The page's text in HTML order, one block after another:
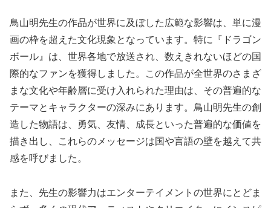
鳥山明先生の作品が世界に及ぼした広範な影響は、単に漫
画の枠を超えた文化現象となっています。特に『ドラゴン
ボール』は、世界各地で放送され、数えきれないほどの国
際的なファンを獲得しました。この作品が全世界のさまざ
まな文化や年齢層に受け入れられた理由は、その普遍的な
テーマとキャラクターの深みにあります。鳥山明先生の創
造した物語は、勇気、友情、成長といった普遍的な価値を
描き出し、これらのメッセージは国や言語の壁を越えて共
感を呼びました。
また、先生の影響力はエンターテイメントの世界にとどま